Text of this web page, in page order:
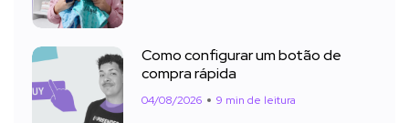
Como configurar um botão de
compra rápida
04/08/2026 9 min de leitura